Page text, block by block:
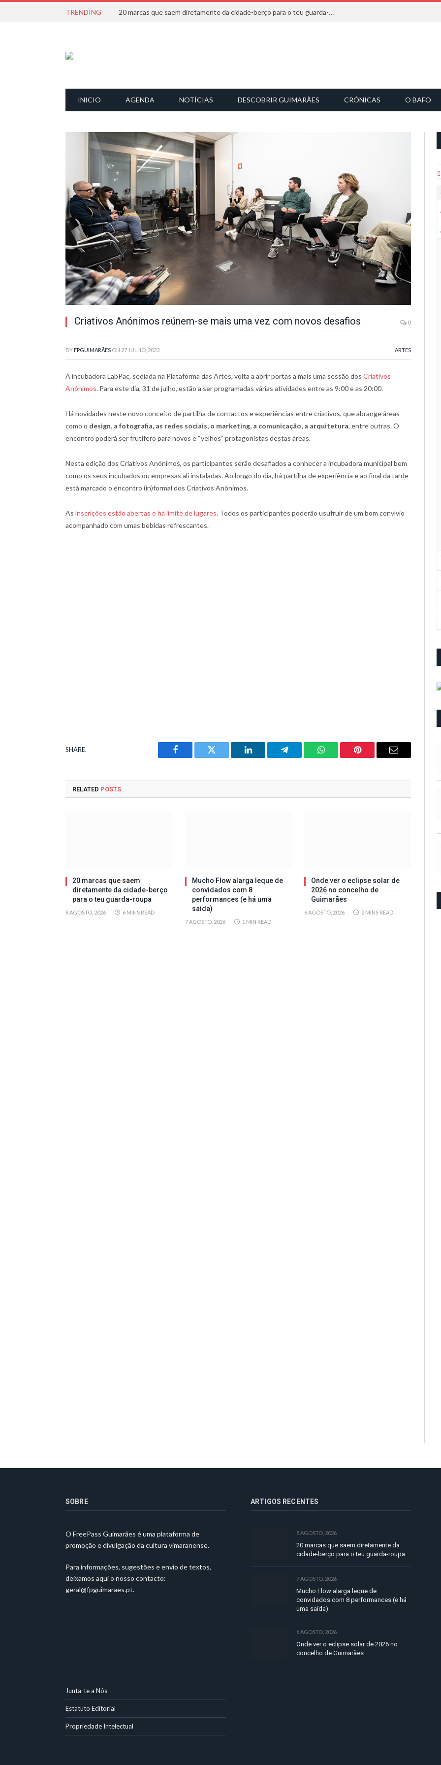
TRENDING 20 marcas que saem diretamente da cidade-berço para o teu guarda-roupa
INICIO AGENDA NOTÍCIAS DESCOBRIR GUIMARÃES CRÓNICAS O BAFO
Criativos Anónimos reúnem-se mais uma vez com novos desafios 0
BY FPGUIMARÃES ON 27 JULHO, 2023 ARTES
A incubadora LabPac, sediada na Plataforma das Artes, volta a abrir portas a mais uma sessão dos Criativos
Anónimos. Para este dia, 31 de julho, estão a ser programadas várias atividades entre as 9:00 e as 20:00.
Há novidades neste novo conceito de partilha de contactos e experiências entre criativos, que abrange áreas
como o design, a fotografia, as redes sociais, o marketing, a comunicação, a arquitetura, entre outras. O
encontro poderá ser frutífero para novos e “velhos” protagonistas destas áreas.
Nesta edição dos Criativos Anónimos, os participantes serão desafiados a conhecer a incubadora municipal bem
como os seus incubados ou empresas ali instaladas. Ao longo do dia, há partilha de experiência e ao final da tarde
está marcado o encontro (in)formal dos Criativos Anónimos.
As inscrições estão abertas e há limite de lugares. Todos os participantes poderão usufruir de um bom convívio
acompanhado com umas bebidas refrescantes.
SHARE.
Facebook Twitter LinkedIn Telegram WhatsAppPinterest Email
RELATED POSTS
20 marcas que saem
diretamente da cidade-berço
para o teu guarda-roupa
8 AGOSTO, 2026 6 MINS READ
Mucho Flow alarga leque de
convidados com 8
performances (e há uma
saída)
7 AGOSTO, 2026 1 MIN READ
Onde ver o eclipse solar de
2026 no concelho de
Guimarães
6 AGOSTO, 2026 2 MINS READ
SOBRE
O FreePass Guimarães é uma plataforma de
promoção e divulgação da cultura vimaranense.
Para informações, sugestões e envio de textos,
deixamos aqui o nosso contacto:
geral@fpguimaraes.pt.
ARTIGOS RECENTES
8 AGOSTO, 2026
20 marcas que saem diretamente da
cidade-berço para o teu guarda-roupa
7 AGOSTO, 2026
Mucho Flow alarga leque de
convidados com 8 performances (e há
uma saída)
6 AGOSTO, 2026
Onde ver o eclipse solar de 2026 no
concelho de Guimarães
Junta-te a Nós
Estatuto Editorial
Propriedade Intelectual